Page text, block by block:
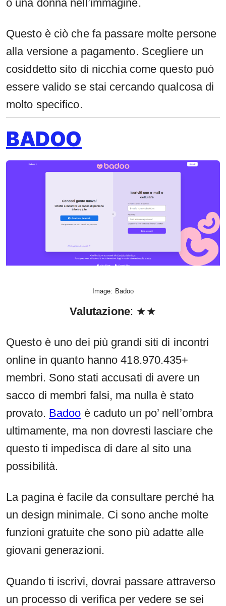
o una donna nell’immagine.
Questo è ciò che fa passare molte persone
alla versione a pagamento. Scegliere un
cosiddetto sito di nicchia come questo può
essere valido se stai cercando qualcosa di
molto specifico.
BADOO
Image: Badoo
Valutazione: ★★
Questo è uno dei più grandi siti di incontri
online in quanto hanno 418.970.435+
membri. Sono stati accusati di avere un
sacco di membri falsi, ma nulla è stato
provato. Badoo è caduto un po’ nell’ombra
ultimamente, ma non dovresti lasciare che
questo ti impedisca di dare al sito una
possibilità.
La pagina è facile da consultare perché ha
un design minimale. Ci sono anche molte
funzioni gratuite che sono più adatte alle
giovani generazioni.
Quando ti iscrivi, dovrai passare attraverso
un processo di verifica per vedere se sei